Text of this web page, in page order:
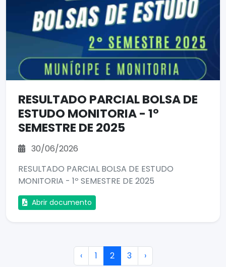
RESULTADO PARCIAL BOLSA DE
ESTUDO MONITORIA - 1º
SEMESTRE DE 2025
30/06/2026
RESULTADO PARCIAL BOLSA DE ESTUDO
MONITORIA - 1º SEMESTRE DE 2025
Abrir documento
‹ 1 2 3 ›